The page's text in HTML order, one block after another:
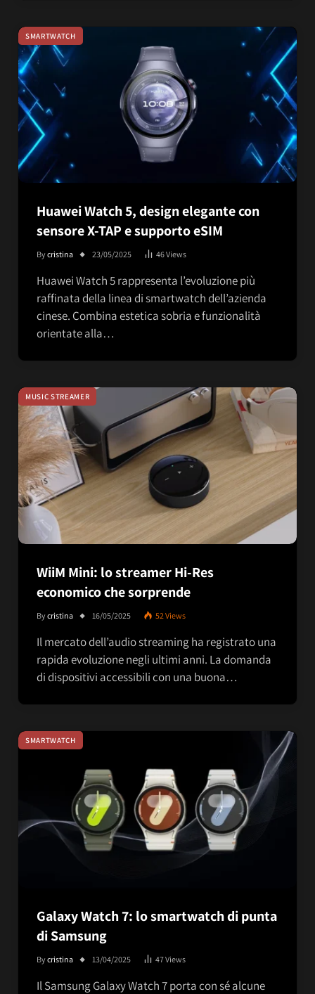
SMARTWATCH
Huawei Watch 5, design elegante con
sensore X-TAP e supporto eSIM
Bycristina 23/05/2025 46Views
Huawei Watch 5 rappresenta l’evoluzione più
raffinata della linea di smartwatch dell’azienda
cinese. Combina estetica sobria e funzionalità
orientate alla…
MUSIC STREAMER
WiiM Mini: lo streamer Hi-Res
economico che sorprende
Bycristina 16/05/2025 52Views
Il mercato dell’audio streaming ha registrato una
rapida evoluzione negli ultimi anni. La domanda
di dispositivi accessibili con una buona…
SMARTWATCH
Galaxy Watch 7: lo smartwatch di punta
di Samsung
Bycristina 13/04/2025 47Views
Il Samsung Galaxy Watch 7 porta con sé alcune